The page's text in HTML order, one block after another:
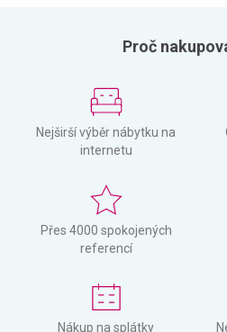
Proč
Nejširší výběr nábytku na
internetu
Přes 4000 spokojených
referencí
Nákup na splátky